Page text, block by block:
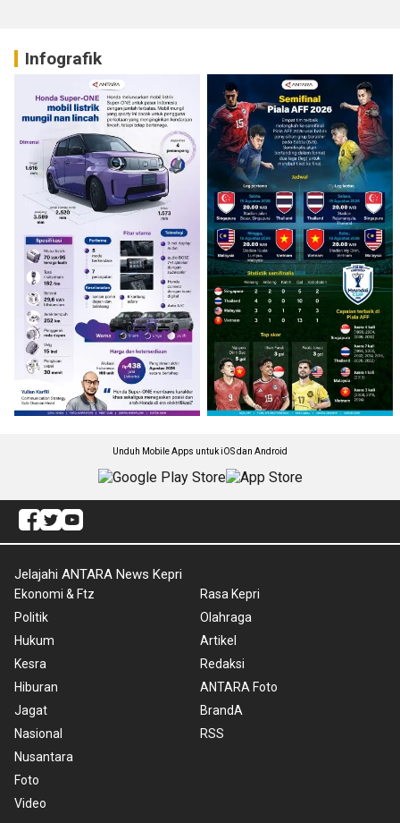
Infografik
Unduh Mobile Apps untuk iOS dan Android
Jelajahi ANTARA News Kepri
Ekonomi & Ftz
Politik
Hukum
Kesra
Hiburan
Jagat
Nasional
Nusantara
Foto
Video
Rasa Kepri
Olahraga
Artikel
Redaksi
ANTARA Foto
BrandA
RSS